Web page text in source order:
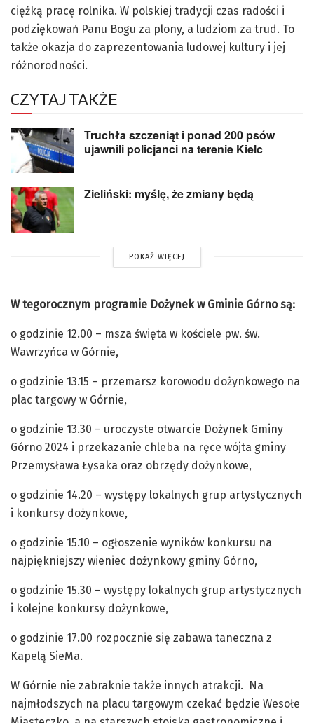
ciężką pracę rolnika. W polskiej tradycji czas radości i
podziękowań Panu Bogu za plony, a ludziom za trud. To
także okazja do zaprezentowania ludowej kultury i jej
różnorodności.
CZYTAJ TAKŻE
Truchła szczeniąt i ponad 200 psów
ujawnili policjanci na terenie Kielc
Zieliński: myślę, że zmiany będą
POKAŻ WIĘCEJ
W tegorocznym programie Dożynek w Gminie Górno są:
o godzinie 12.00 – msza święta w kościele pw. św.
Wawrzyńca w Górnie,
o godzinie 13.15 – przemarsz korowodu dożynkowego na
plac targowy w Górnie,
o godzinie 13.30 – uroczyste otwarcie Dożynek Gminy
Górno 2024 i przekazanie chleba na ręce wójta gminy
Przemysława Łysaka oraz obrzędy dożynkowe,
o godzinie 14.20 – występy lokalnych grup artystycznych
i konkursy dożynkowe,
o godzinie 15.10 – ogłoszenie wyników konkursu na
najpiękniejszy wieniec dożynkowy gminy Górno,
o godzinie 15.30 – występy lokalnych grup artystycznych
i kolejne konkursy dożynkowe,
o godzinie 17.00 rozpocznie się zabawa taneczna z
Kapelą SieMa.
W Górnie nie zabraknie także innych atrakcji. Na
najmłodszych na placu targowym czekać będzie Wesołe